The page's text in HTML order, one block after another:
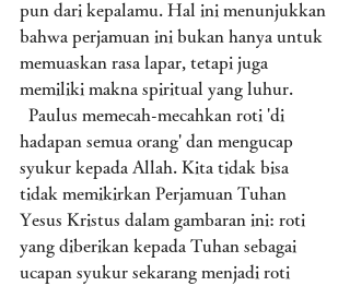
pun dari kepalamu. Hal ini menunjukkan
bahwa perjamuan ini bukan hanya untuk
memuaskan rasa lapar, tetapi juga
memiliki makna spiritual yang luhur.
hadapan semua orang' dan mengucap
syukur kepada Allah. Kita tidak bisa
tidak memikirkan Perjamuan Tuhan
Yesus Kristus dalam gambaran ini: roti
yang diberikan kepada Tuhan sebagai
ucapan syukur sekarang menjadi roti